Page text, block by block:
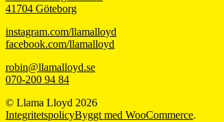
41704 Göteborg
instagram.com/llamalloyd
facebook.com/llamalloyd
robin@llamalloyd.se
070-200 94 84
© Llama Lloyd 2026
IntegritetspolicyByggt med WooCommerce.